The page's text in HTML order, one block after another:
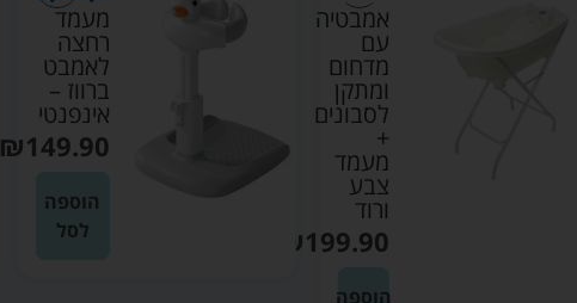
אמבטיה
עם
מדחום
ומתקן
לסבונים
+
מעמד
צבע
ורוד
₪199.90
הוספה
מעמד
רחצה
לאמבט
ברווז –
אינפנטי
₪149.90
הוספה
לסל